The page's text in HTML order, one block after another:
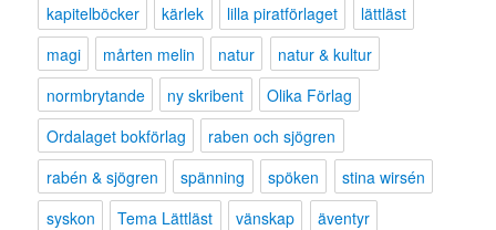
kapitelböcker
kärlek lilla piratförlaget
lättläst
magi
mårten melin natur
natur & kultur
normbrytande
ny skribent
Olika Förlag
Ordalaget bokförlag
raben och sjögren
rabén & sjögren
spänning spöken
stina wirsén
syskon
Tema Lättläst vänskap äventyr